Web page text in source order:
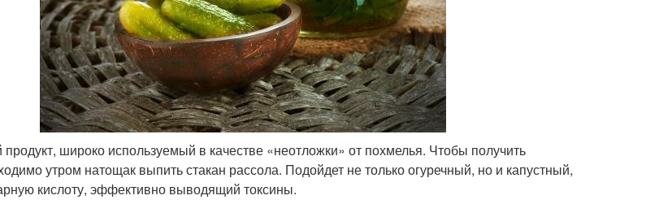
широко используемый в качестве «неотложки» от похмелья. Чтобы получить
утром натощак выпить стакан рассола. Подойдет не только огуречный, но и капустный,
кислоту, эффективно выводящий токсины.